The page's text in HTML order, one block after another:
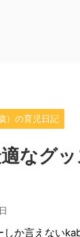
）の育児日記
なグ
か言えない